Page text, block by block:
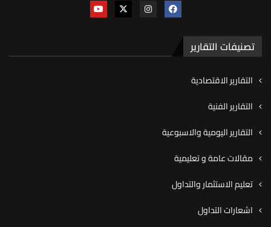
تصنيفات التقارير
التقارير الاقتصادية
التقارير الفنية
التقارير اليومية والاسبوعية
مقالات عامة و تعليمية
تعليم الاستثمار والتداول
اشعارات التداول